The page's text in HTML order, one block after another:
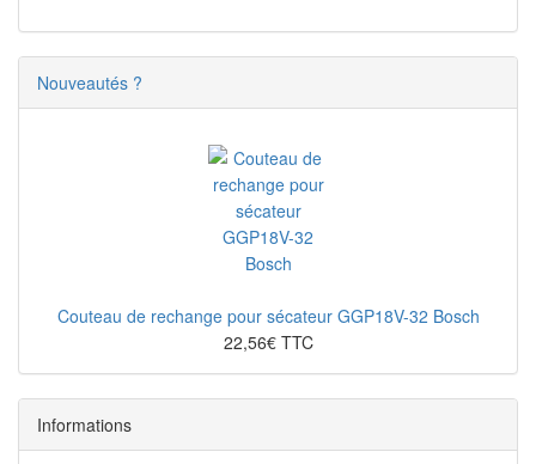
Nouveautés ?
Couteau de rechange pour sécateur GGP18V-32 Bosch
22,56€ TTC
Informations